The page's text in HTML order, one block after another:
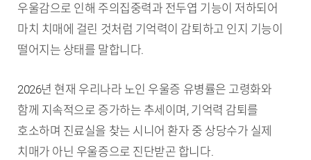
우울감으로 인해 주의집중력과 전두엽 기능이 저하되어
마치 치매에 걸린 것처럼 기억력이 감퇴하고 인지 기능이
떨어지는 상태를 말합니다.
2026년 현재 우리나라 노인 우울증 유병률은 고령화와
함께 지속적으로 증가하는 추세이며, 기억력 감퇴를
호소하며 진료실을 찾는 시니어 환자 중 상당수가 실제
치매가 아닌 우울증으로 진단받곤 합니다.